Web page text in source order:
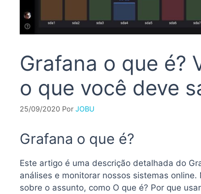
Grafana o que é?
o que você deve
25/09/2020 Por JOBU
Grafana o que é?
Este artigo é uma descrição detalhada do
análises e monitorar nossos sistemas
sobre o assunto, como O que é? Por que